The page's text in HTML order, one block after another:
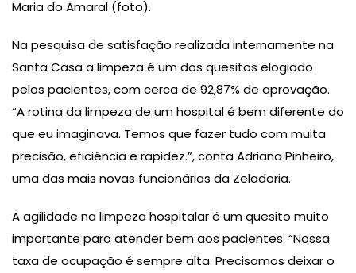
Maria do Amaral (foto).
Na pesquisa de satisfação realizada internamente na
Santa Casa a limpeza é um dos quesitos elogiado
pelos pacientes, com cerca de 92,87% de aprovação.
“A rotina da limpeza de um hospital é bem diferente do
que eu imaginava. Temos que fazer tudo com muita
precisão, eficiência e rapidez.”, conta Adriana Pinheiro,
uma das mais novas funcionárias da Zeladoria.
A agilidade na limpeza hospitalar é um quesito muito
importante para atender bem aos pacientes. “Nossa
taxa de ocupação é sempre alta. Precisamos deixar o